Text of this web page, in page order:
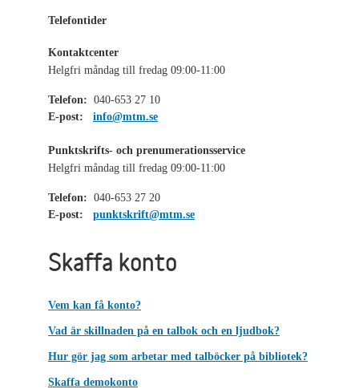
Telefontider
Kontaktcenter
Helgfri måndag till fredag 09:00-11:00
Telefon: 040-653 27 10
E-post:
info@mtm.se
Punktskrifts- och prenumerationsservice
Helgfri måndag till fredag 09:00-11:00
Telefon: 040-653 27 20
E-post:
punktskrift@mtm.se
Skaffa konto
Vem kan få konto?
Vad är skillnaden på en talbok och en ljudbok?
Hur gör jag som arbetar med talböcker på bibliotek?
Skaffa demokonto